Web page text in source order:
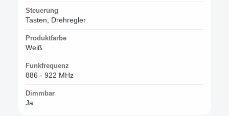
Steuerung
Tasten, Drehregler
Produktfarbe
Weiß
Funkfrequenz
886 - 922 MHz
Dimmbar
Ja